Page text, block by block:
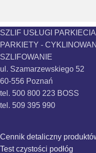
SZLIF USŁUGI
PARKIETY -
SZLIFOWANIE
ul. Szamarzewskiego 52
60-556 Poznań
tel. 500 800 223 BOSS
tel. 509 395 990
Cennik detaliczny
Test czystości podłóg